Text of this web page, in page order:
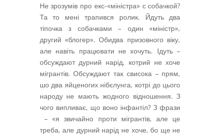
Не зрозумів про екс-«міністра» с собачкой?
Та то мені трапився ролик. Йдуть два
тіпочка з собачками – один «міністр»,
другий «блогер». Обидва призовного віку,
але навіть працювати не хочуть. Ідуть –
обсуждают дурний нарід, котрий не хоче
мігрантів. Обсуждают так свисока – прям,
шо два яйценогих нібєлунга, котрі до цього
народу не мають жодного відношення. З
чого випливає, що воно інфантіл? З фрази
– «я звичайно проти мігрантів, але це
треба, але дурний нарід не хоче, бо ще не